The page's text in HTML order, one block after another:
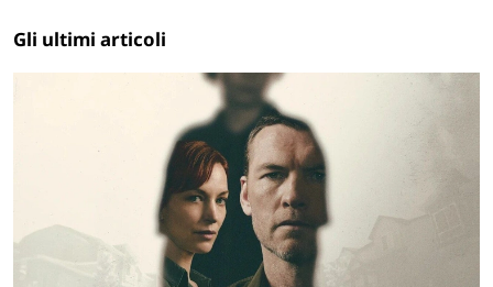
Gli ultimi articoli